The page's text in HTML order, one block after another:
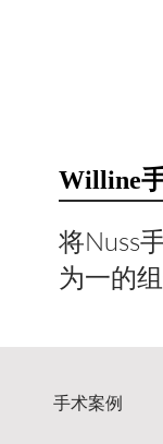
Willine
将Nuss
为一的
​手术案例